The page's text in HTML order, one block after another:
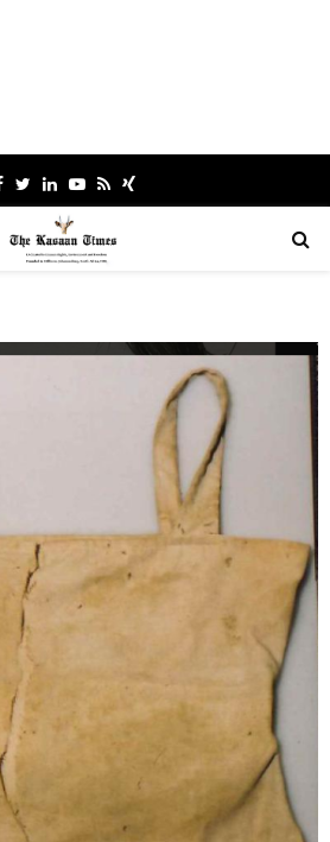
Facebook
TwitterLinkedinYoutube
RssXing